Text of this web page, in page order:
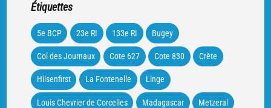
Étiquettes
5e BCP 23e RI 133e RI Bugey
Col des Journaux Cote 627 Cote 830 Crète
Hilsenfirst La Fontenelle Linge
Louis Chevrier de Corcelles Madagascar Metzeral